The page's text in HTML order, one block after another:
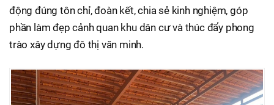
động đúng tôn chỉ, đoàn kết, chia sẻ kinh nghiệm, góp
phần làm đẹp cảnh quan khu dân cư và thúc đẩy phong
trào xây dựng đô thị văn minh.